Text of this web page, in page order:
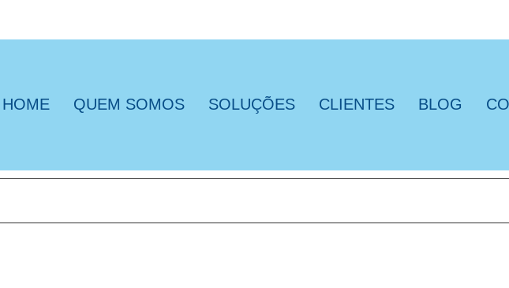
HOME QUEM SOMOS SOLUÇÕES CLIENTES BLOG